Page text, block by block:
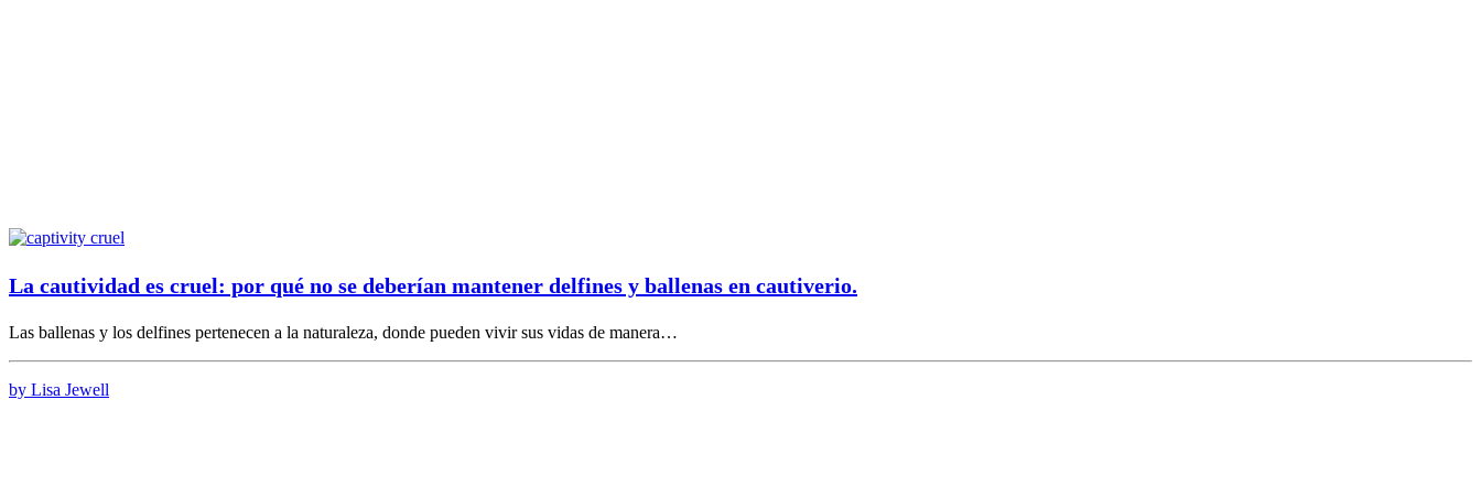
La cautividad es cruel: por qué no se deberían mantener delfines y ballenas en cautiverio.
Las ballenas y los delfines pertenecen a la naturaleza, donde pueden vivir sus vidas de manera…
by Lisa Jewell